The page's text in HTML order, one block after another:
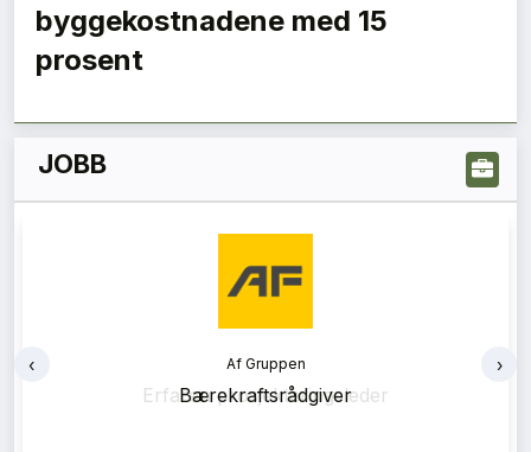
byggekostnadene med 15
prosent
JOBB
Af Gruppen
Bærekraftsrådgiver
‹ ›